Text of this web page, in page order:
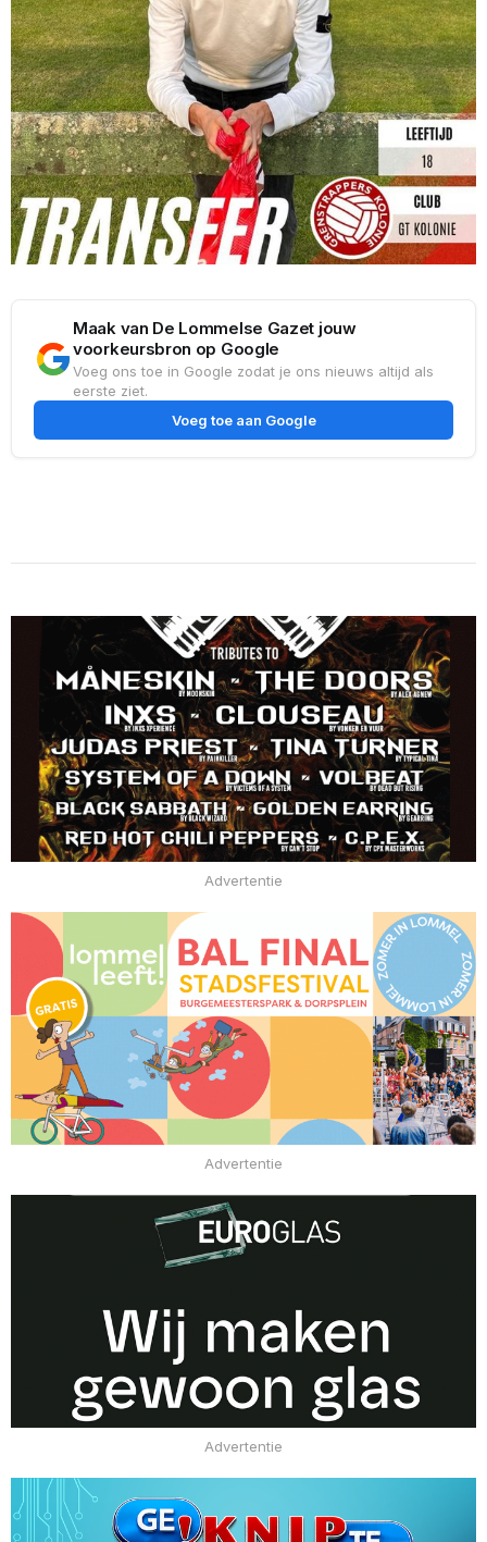
Maak van De Lommelse Gazet jouw
voorkeursbron op Google
Voeg ons toe in Google zodat je ons nieuws altijd als
eerste ziet.
Voeg toe aan Google
Advertentie
Advertentie
Advertentie